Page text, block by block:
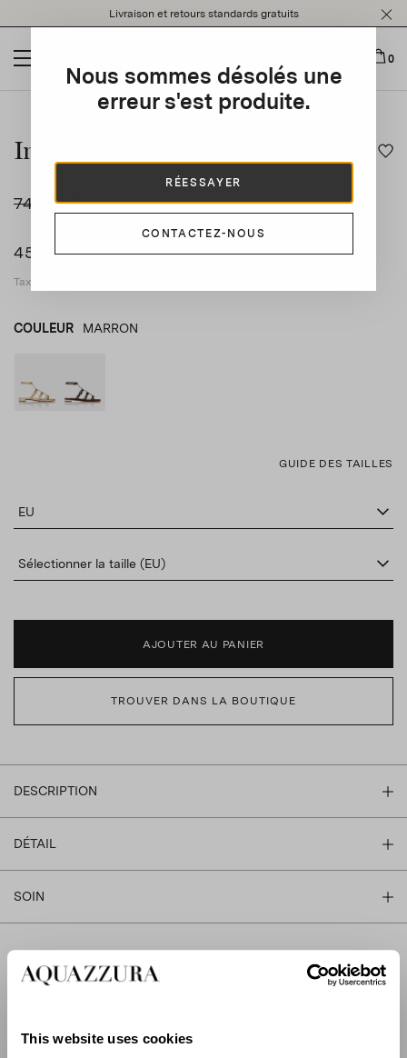
This website uses cookies
note:
website
an
Livraison et retours standards gratuits
0
Nous sommes désolés une
erreur s'est produite.
RÉESSAYER
CONTACTEZ-NOUS
This is a carousel with auto-rotating slides. Activate any of
Infinity Chain Sandal Flat
450 CHF
745 CHF
Taxes applicables incluses
COULEUR MARRON
GUIDE DES TAILLES
EU
Sélectionner la taille (EU)
AJOUTER AU PANIER
TROUVER DANS LA BOUTIQUE
DESCRIPTION
DÉTAIL
SOIN